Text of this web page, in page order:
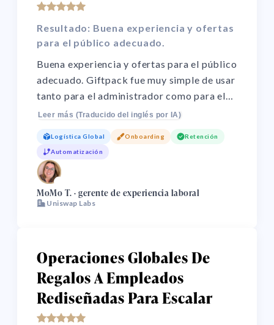
Resultado: Buena experiencia y ofertas
para el público adecuado.
Buena experiencia y ofertas para el público
adecuado. Giftpack fue muy simple de usar
tanto para el administrador como para el
usuario. Hace que regalar sea muy simple
incertidumbre al ordenar y asegura que
cada empleado reciba algo que realmente
quiere.
Leer más (Traducido del inglés por IA)
Logística Global Onboarding Retención
Automatización
🌏
MoMo T. · gerente de experiencia laboral
Uniswap Labs
Operaciones Globales De
Regalos A Empleados
Rediseñadas Para Escalar